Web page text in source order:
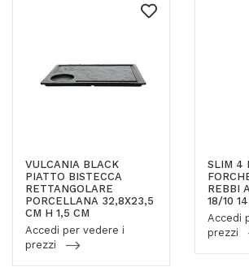
VULCANIA BLACK
PIATTO BISTECCA
RETTANGOLARE
PORCELLANA 32,8X23,5
CM H 1,5 CM
Accedi per vedere i
prezzi
SLIM 4
REBBI
18/10
Accedi
prezzi